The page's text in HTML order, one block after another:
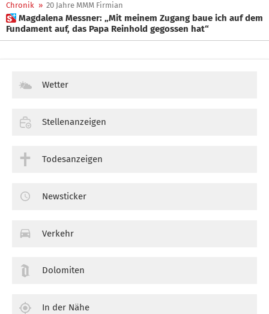
Chronik » 20 Jahre MMM Firmian
 Magdalena Messner: „Mit meinem Zugang baue ich auf dem
Fundament auf, das Papa Reinhold gegossen hat“
Wetter
Stellenanzeigen
Todesanzeigen
Newsticker
Verkehr
Dolomiten
In der Nähe